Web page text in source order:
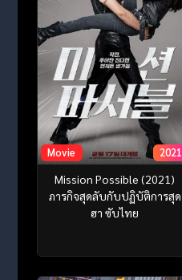
Movie 2021
Mission Possible (2021)
ภารกิจสุดลับกับปฏิบัติการสุด
ฮา ซับไทย